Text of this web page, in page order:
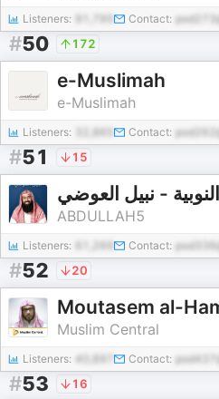
Listeners: Contact:
#50 172
e-Muslimah
e-Muslimah
Listeners: Contact:
#51 15
- نبيل العوضي
ABDULLAH5
Listeners: Contact:
#52 20
Moutasem al-
Muslim Central
Listeners: 40,897 Contact:
#53 16